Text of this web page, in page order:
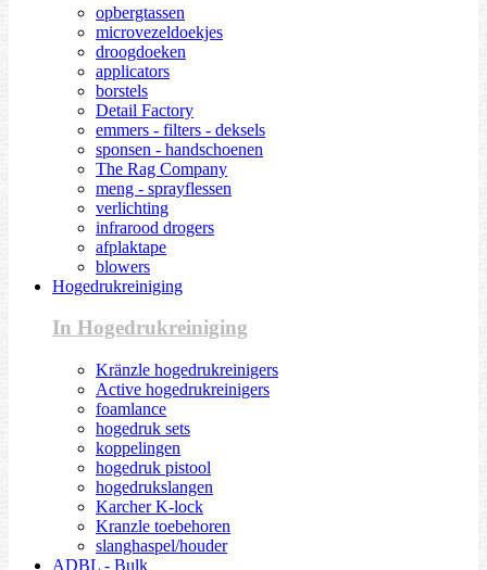
opbergtassen
microvezeldoekjes
droogdoeken
applicators
borstels
Detail Factory
emmers - filters - deksels
sponsen - handschoenen
The Rag Company
meng - sprayflessen
verlichting
infrarood drogers
afplaktape
blowers
Hogedrukreiniging
In Hogedrukreiniging
Kränzle hogedrukreinigers
Active hogedrukreinigers
foamlance
hogedruk sets
koppelingen
hogedruk pistool
hogedrukslangen
Karcher K-lock
Kranzle toebehoren
slanghaspel/houder
ADBL - Bulk